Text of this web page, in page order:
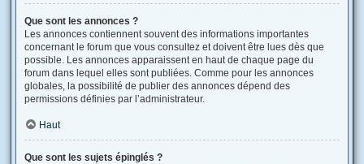
Que sont les annonces ?
Les annonces contiennent souvent des informations importantes
concernant le forum que vous consultez et doivent être lues dès que
possible. Les annonces apparaissent en haut de chaque page du
forum dans lequel elles sont publiées. Comme pour les annonces
globales, la possibilité de publier des annonces dépend des
permissions définies par l’administrateur.
Haut
Que sont les sujets épinglés ?